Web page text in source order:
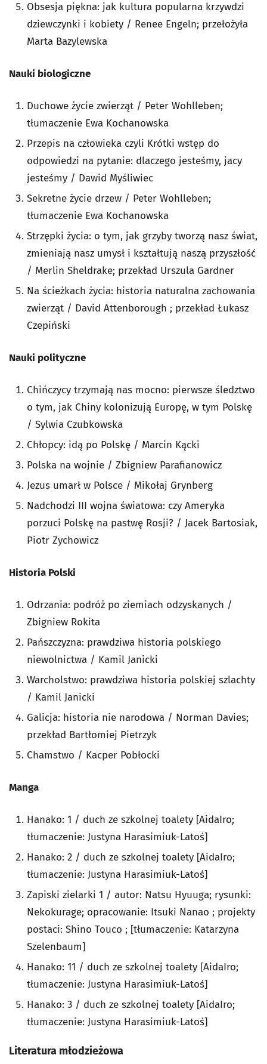
Obsesja piękna: jak kultura popularna krzywdzi
dziewczynki i kobiety / Renee Engeln; przełożyła
Marta Bazylewska
Nauki biologiczne
Duchowe życie zwierząt / Peter Wohlleben;
tłumaczenie Ewa Kochanowska
Przepis na człowieka czyli Krótki wstęp do
odpowiedzi na pytanie: dlaczego jesteśmy, jacy
jesteśmy / Dawid Myśliwiec
Sekretne życie drzew / Peter Wohlleben;
tłumaczenie Ewa Kochanowska
Strzępki życia: o tym, jak grzyby tworzą nasz świat,
zmieniają nasz umysł i kształtują naszą przyszłość
/ Merlin Sheldrake; przekład Urszula Gardner
Na ścieżkach życia: historia naturalna zachowania
zwierząt / David Attenborough ; przekład Łukasz
Czepiński
Nauki polityczne
Chińczycy trzymają nas mocno: pierwsze śledztwo
o tym, jak Chiny kolonizują Europę, w tym Polskę
/ Sylwia Czubkowska
Chłopcy: idą po Polskę / Marcin Kącki
Polska na wojnie / Zbigniew Parafianowicz
Jezus umarł w Polsce / Mikołaj Grynberg
Nadchodzi III wojna światowa: czy Ameryka
porzuci Polskę na pastwę Rosji? / Jacek Bartosiak,
Piotr Zychowicz
Historia Polski
Odrzania: podróż po ziemiach odzyskanych /
Zbigniew Rokita
Pańszczyzna: prawdziwa historia polskiego
niewolnictwa / Kamil Janicki
Warcholstwo: prawdziwa historia polskiej szlachty
/ Kamil Janicki
Galicja: historia nie narodowa / Norman Davies;
przekład Bartłomiej Pietrzyk
Chamstwo / Kacper Pobłocki
Manga
Hanako: 1 / duch ze szkolnej toalety [AidaIro;
tłumaczenie: Justyna Harasimiuk-Latoś]
Hanako: 2 / duch ze szkolnej toalety [AidaIro;
tłumaczenie: Justyna Harasimiuk-Latoś]
Zapiski zielarki 1 / autor: Natsu Hyuuga; rysunki:
Nekokurage; opracowanie: Itsuki Nanao ; projekty
postaci: Shino Touco ; [tłumaczenie: Katarzyna
Szelenbaum]
Hanako: 11 / duch ze szkolnej toalety [AidaIro;
tłumaczenie: Justyna Harasimiuk-Latoś]
Hanako: 3 / duch ze szkolnej toalety [AidaIro;
tłumaczenie: Justyna Harasimiuk-Latoś]
Literatura młodzieżowa